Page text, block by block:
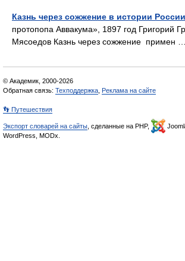
Казнь через сожжение в истории России
протопопа Аввакума», 1897 год Григорий
Мясоедов Казнь через сожжение примен
© Академик, 2000-2026
Обратная связь: Техподдержка Реклама на сайте
👣 Путешествия
Экспорт словарей на сайты , сделанные на PHP,
WordPress, MODx.